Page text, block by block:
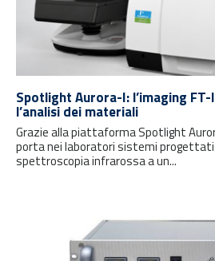
Spotlight Aurora-I: l’imaging
l’analisi dei materiali
Grazie alla piattaforma Spotlight
porta nei laboratori sistemi progettati
spettroscopia infrarossa a un...